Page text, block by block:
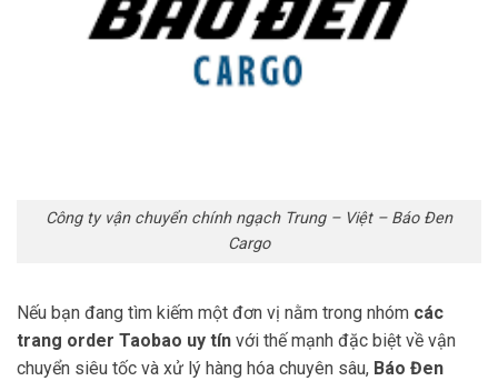
Công ty vận chuyển chính ngạch Trung – Việt – Báo Đen
Cargo
Nếu bạn đang tìm kiếm một đơn vị nằm trong nhóm các
trang order Taobao uy tín với thế mạnh đặc biệt về vận
chuyển siêu tốc và xử lý hàng hóa chuyên sâu, Báo Đen